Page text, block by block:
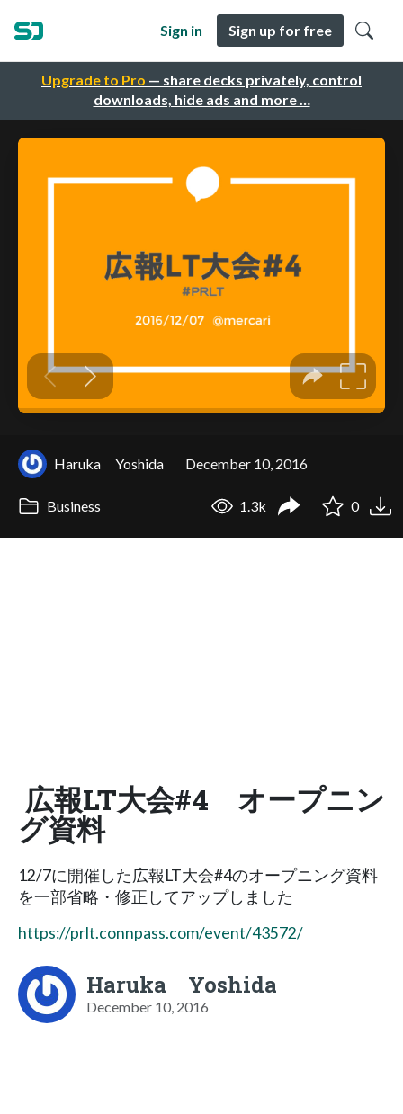
Upgrade to Pro — share decks privately, control
downloads, hide ads and more …
Sign in Sign up for free
Haruka Yoshida December 10, 2016
Business 1.3k 0
広報LT大会#4 オープニン
グ資料
12/7に開催した広報LT大会#4のオープニング資料
を一部省略・修正してアップしました
https://prlt.connpass.com/event/43572/
Haruka Yoshida
December 10, 2016